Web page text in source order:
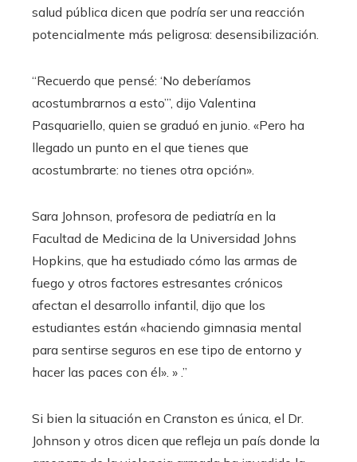
salud pública dicen que podría ser una reacción
potencialmente más peligrosa: desensibilización.
“Recuerdo que pensé: ‘No deberíamos
acostumbrarnos a esto’”, dijo Valentina
Pasquariello, quien se graduó en junio. «Pero ha
llegado un punto en el que tienes que
acostumbrarte: no tienes otra opción».
Sara Johnson, profesora de pediatría en la
Facultad de Medicina de la Universidad Johns
Hopkins, que ha estudiado cómo las armas de
fuego y otros factores estresantes crónicos
afectan el desarrollo infantil, dijo que los
estudiantes están «haciendo gimnasia mental
para sentirse seguros en ese tipo de entorno y
hacer las paces con él». » .”
Si bien la situación en Cranston es única, el Dr.
Johnson y otros dicen que refleja un país donde la